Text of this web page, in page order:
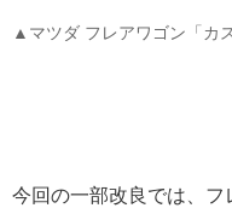
▲マツダ フレアワゴン「カ
今回の一部改良では、フ